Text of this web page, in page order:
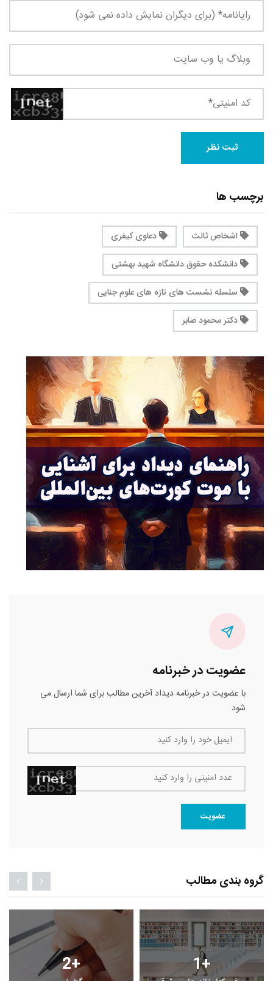
برچسب ها
اشخاص ثالث
دعاوی کیفری
دانشکده حقوق دانشگاه شهید بهشتی
سلسله نشست های تازه­ های علوم جنایی
دکتر محمود صابر
عضویت در خبرنامه
با عضویت در خبرنامه دیداد آخرین مطالب برای شما ارسال می
شود
ایمیل خود را وارد کنید
عدد امنیتی را وارد کنید
عضویت
گروه بندی مطالب
2+ 1+